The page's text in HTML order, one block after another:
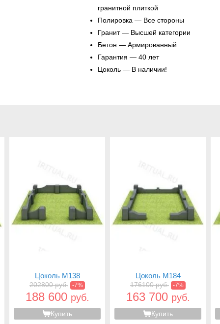
гранитной плиткой
Полировка — Все стороны
Гранит — Высшей категории
Бетон — Армированный
Гарантия — 40 лет
Цоколь — В наличии!
Цоколь M138
202800 руб. -7%
188 600 руб.
Купить
Цоколь M184
176100 руб. -7%
163 700 руб.
Купить